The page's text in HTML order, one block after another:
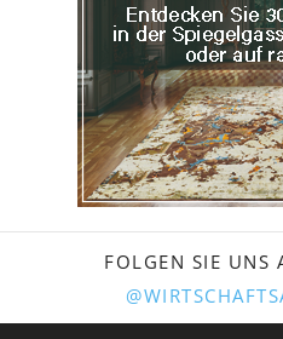
FOLGEN SIE UNS